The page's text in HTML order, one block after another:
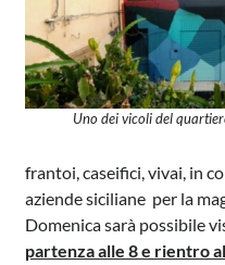
Uno dei vicoli del
frantoi, caseifici, vivai, in
aziende siciliane per la
Domenica sarà possibile
partenza alle 8 e rientro